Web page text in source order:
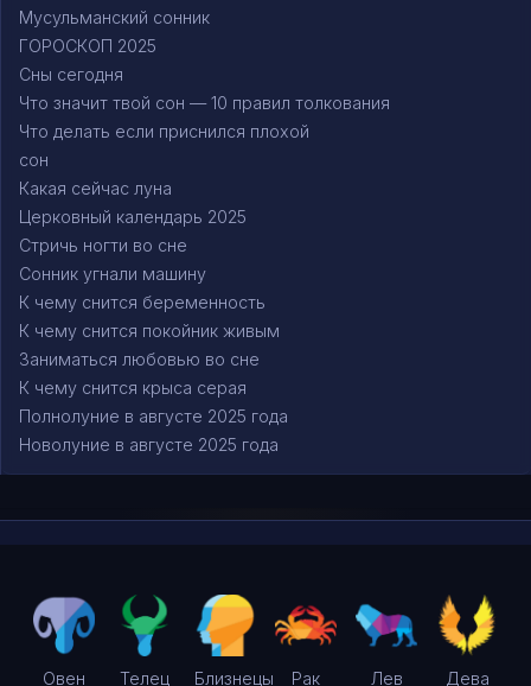
Мусульманский сонник
ГОРОСКОП 2025
Сны сегодня
Что значит твой сон — 10 правил толкования
Что делать если приснился плохой
сон
Какая сейчас луна
Церковный календарь 2025
Стричь ногти во сне
Сонник угнали машину
К чему снится беременность
К чему снится покойник живым
Заниматься любовью во сне
К чему снится крыса серая
Полнолуние в августе 2025 года
Новолуние в августе 2025 года
Овен Телец Близнецы Рак Лев Дева